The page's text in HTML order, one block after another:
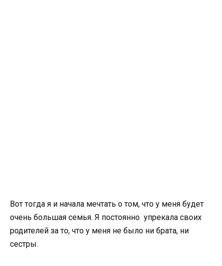
Вот тогда я и начала мечтать о том, что у меня будет
очень большая семья. Я постоянно упрекала своих
родителей за то, что у меня не было ни брата, ни
сестры.